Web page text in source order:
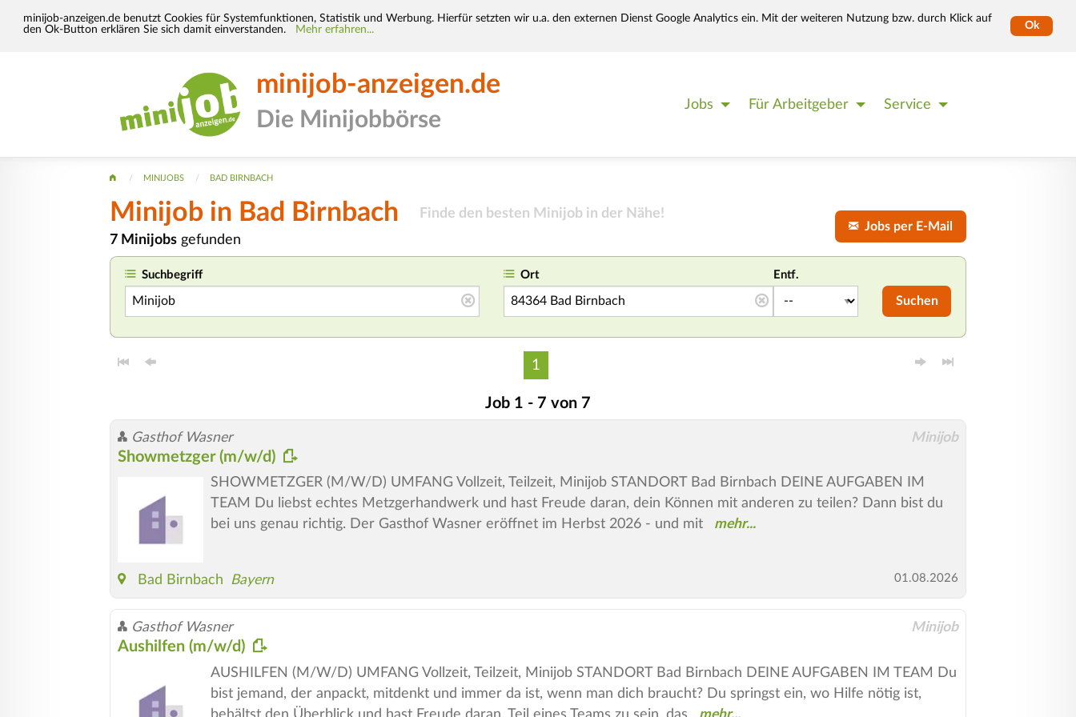
minijob-anzeigen.de benutzt Cookies für Systemfunktionen, Statistik und Werbung. Hierfür setzten wir u.a. den externen Dienst Google Analytics ein. Mit der weiteren Nutzung bzw. durch Klick auf
den Ok-Button erklären Sie sich damit einverstanden.
Mehr erfahren... Ok
minijob-anzeigen.de
Die Minijobbörse
Jobs Für Arbeitgeber Service
MINIJOBS BAD BIRNBACH
Minijob in Bad Birnbach Finde den besten Minijob in der Nähe!
7 Minijobs gefunden
Jobs per E-Mail
Suchbegriff Ort Entf.
Suchen
1
Job 1 - 7 von 7
Gasthof Wasner Minijob
Showmetzger (m/w/d)
SHOWMETZGER (M/W/D) UMFANG Vollzeit, Teilzeit, Minijob STANDORT Bad Birnbach DEINE AUFGABEN IM
TEAM Du liebst echtes Metzgerhandwerk und hast Freude daran, dein Können mit anderen zu teilen? Dann bist du
bei uns genau richtig. Der Gasthof Wasner eröffnet im Herbst 2026 - und mit
Bad Birnbach Bayern 01.08.2026
Gasthof Wasner Minijob
Aushilfen (m/w/d)
AUSHILFEN (M/W/D) UMFANG Vollzeit, Teilzeit, Minijob STANDORT Bad Birnbach DEINE AUFGABEN IM TEAM Du
bist jemand, der anpackt, mitdenkt und immer da ist, wenn man dich braucht? Du springst ein, wo Hilfe nötig ist,
behältst den Überblick und hast Freude daran, Teil eines Teams zu sein, das